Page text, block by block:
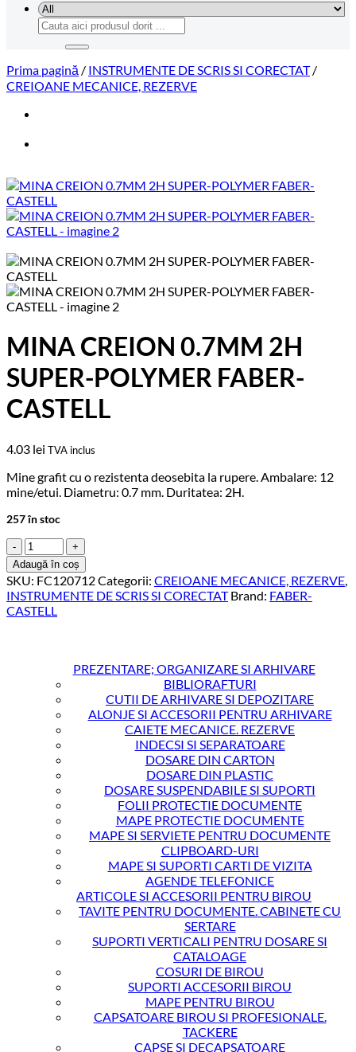
Caută
după:
Prima pagină / INSTRUMENTE DE SCRIS SI CORECTAT /
CREIOANE MECANICE, REZERVE
MINA CREION 0.7MM 2H
SUPER-POLYMER FABER-
CASTELL
4.03 lei TVA inclus
Mine grafit cu o rezistenta deosebita la rupere. Ambalare: 12
mine/etui. Diametru: 0.7 mm. Duritatea: 2H.
257 în stoc
Cantitate
MINA
CREION
0.7MM
2H
SUPER-
CASTELL
Adaugă în coș
SKU: FC120712Categorii: CREIOANE MECANICE, REZERVE,
INSTRUMENTE DE SCRIS SI CORECTAT Brand: FABER-
CASTELL
PREZENTARE; ORGANIZARE SI ARHIVARE
BIBLIORAFTURI
CUTII DE ARHIVARE SI DEPOZITARE
ALONJE SI ACCESORII PENTRU ARHIVARE
CAIETE MECANICE. REZERVE
INDECSI SI SEPARATOARE
DOSARE DIN CARTON
DOSARE DIN PLASTIC
DOSARE SUSPENDABILE SI SUPORTI
FOLII PROTECTIE DOCUMENTE
MAPE PROTECTIE DOCUMENTE
MAPE SI SERVIETE PENTRU DOCUMENTE
CLIPBOARD-URI
MAPE SI SUPORTI CARTI DE VIZITA
AGENDE TELEFONICE
ARTICOLE SI ACCESORII PENTRU BIROU
TAVITE PENTRU DOCUMENTE. CABINETE CU
SERTARE
SUPORTI VERTICALI PENTRU DOSARE SI
CATALOAGE
COSURI DE BIROU
SUPORTI ACCESORII BIROU
MAPE PENTRU BIROU
CAPSATOARE BIROU SI PROFESIONALE.
TACKERE
CAPSE SI DECAPSATOARE